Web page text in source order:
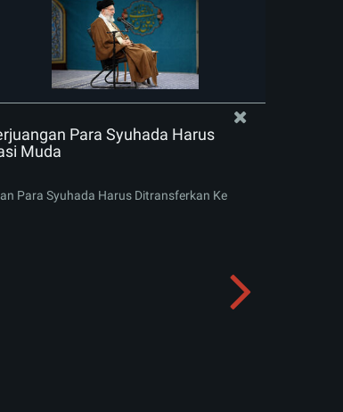
Para Syuhada Harus
Muda
Para Syuhada Harus Ditransferkan Ke